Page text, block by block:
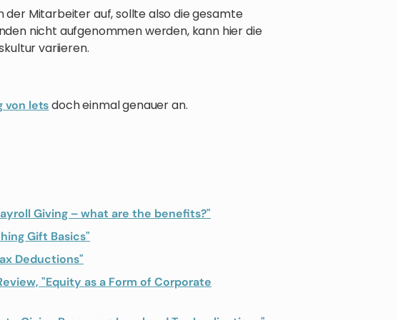
der Mitarbeiter auf, sollte also die gesamte
nicht aufgenommen werden, kann hier die
variieren.
von letsdoch einmal genauer an.
Giving – what are the benefits?"
Gift Basics"
Deductions"
"Equity as a Form of Corporate